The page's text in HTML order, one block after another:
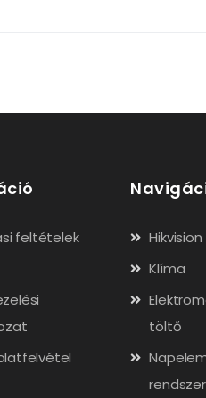
feltételek
Klíma
töltő